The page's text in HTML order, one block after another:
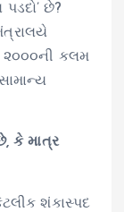
પડદો’ છે?
૨૦૦૦ની કલમ
કે માત્ર
શંકાસ્પદ